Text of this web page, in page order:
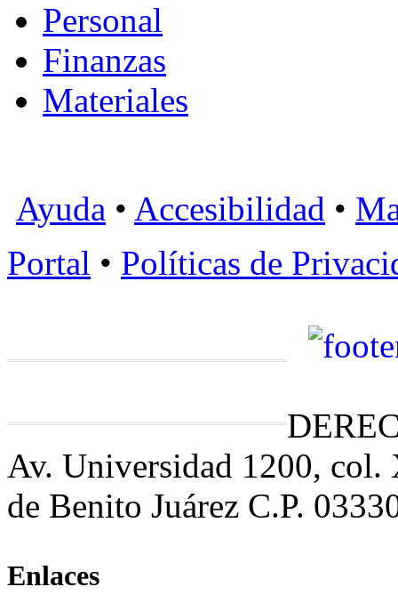
Personal
Finanzas
Materiales
Ayuda • Accesibilidad •
Portal • Políticas de
Av. Universidad 1200,
de Benito Juárez C.P.
Enlaces